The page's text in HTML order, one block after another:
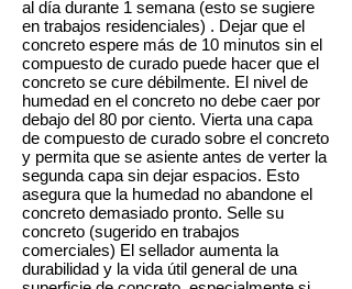
al día durante 1 semana (esto se sugiere
en trabajos residenciales) . Dejar que el
concreto espere más de 10 minutos sin el
compuesto de curado puede hacer que el
concreto se cure débilmente. El nivel de
humedad en el concreto no debe caer por
debajo del 80 por ciento. Vierta una capa
de compuesto de curado sobre el concreto
y permita que se asiente antes de verter la
segunda capa sin dejar espacios. Esto
asegura que la humedad no abandone el
concreto demasiado pronto. Selle su
concreto (sugerido en trabajos
comerciales) El sellador aumenta la
durabilidad y la vida útil general de una